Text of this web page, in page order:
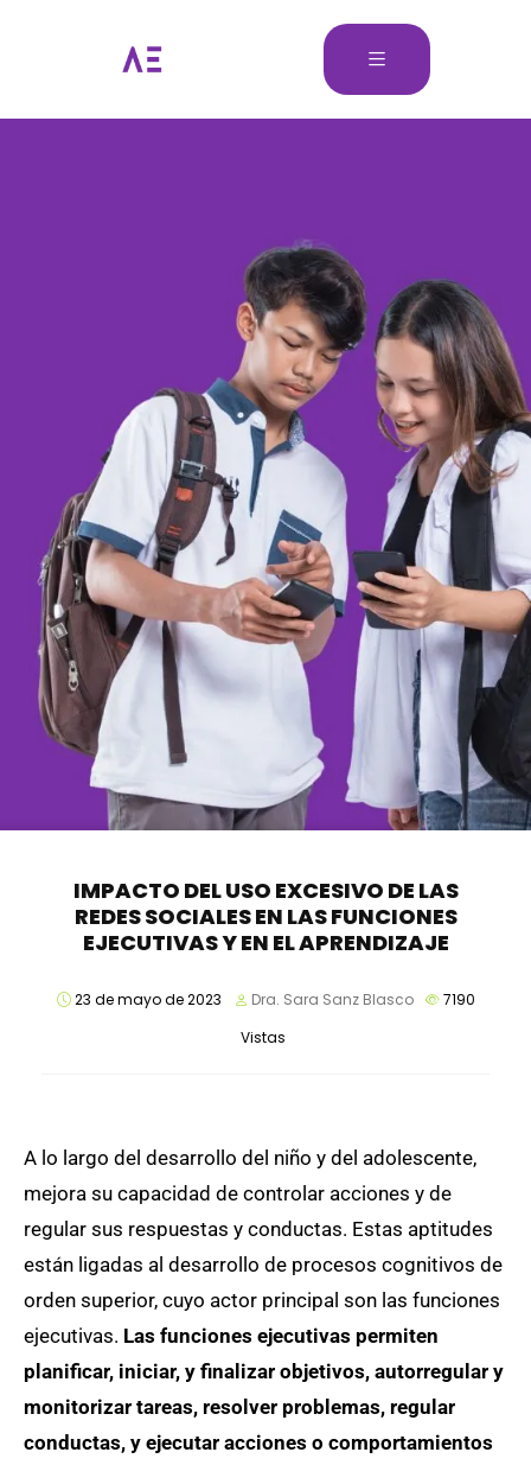
IMPACTO DEL USO EXCESIVO DE LAS
REDES SOCIALES EN LAS FUNCIONES
EJECUTIVAS Y EN EL APRENDIZAJE
23 de mayo de 2023 Dra. Sara Sanz Blasco
7190
Vistas
A lo largo del desarrollo del niño y del adolescente,
mejora su capacidad de controlar acciones y de
regular sus respuestas y conductas. Estas aptitudes
están ligadas al desarrollo de procesos cognitivos de
orden superior, cuyo actor principal son las funciones
ejecutivas. Las funciones ejecutivas permiten
planificar, iniciar, y finalizar objetivos, autorregular y
monitorizar tareas, resolver problemas, regular
conductas, y ejecutar acciones o comportamientos